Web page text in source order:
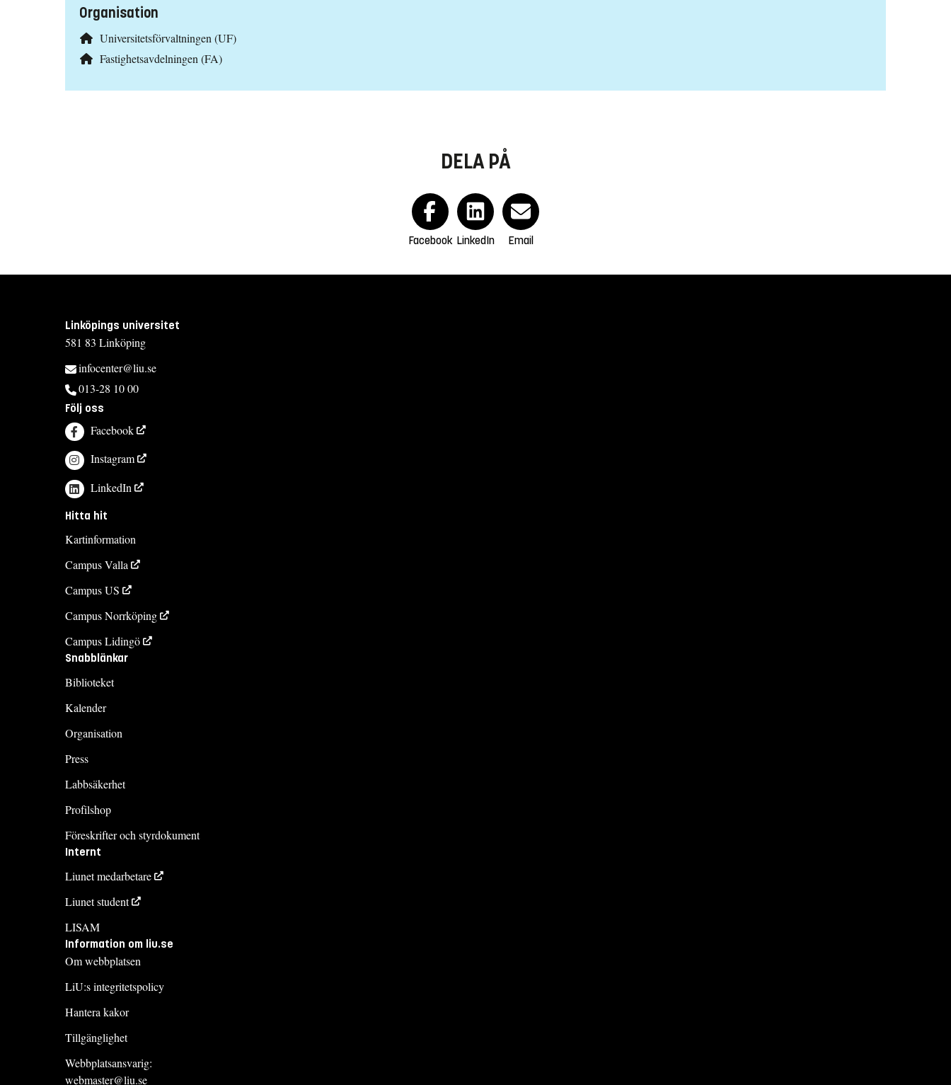
Organisation
Universitetsförvaltningen (UF)
Fastighetsavdelningen (FA)
DELA PÅ
Facebook LinkedIn Email
Linköpings universitet
581 83 Linköping
infocenter@liu.se
013-28 10 00
Följ oss
Facebook
Instagram
LinkedIn
Hitta hit
Kartinformation
Campus Valla
Campus US
Campus Norrköping
Campus Lidingö
Snabblänkar
Biblioteket
Kalender
Organisation
Press
Labbsäkerhet
Profilshop
Föreskrifter och styrdokument
Internt
Liunet medarbetare
Liunet student
LISAM
Information om liu.se
Om webbplatsen
LiU:s integritetspolicy
Hantera kakor
Tillgänglighet
Webbplatsansvarig:
webmaster@liu.se